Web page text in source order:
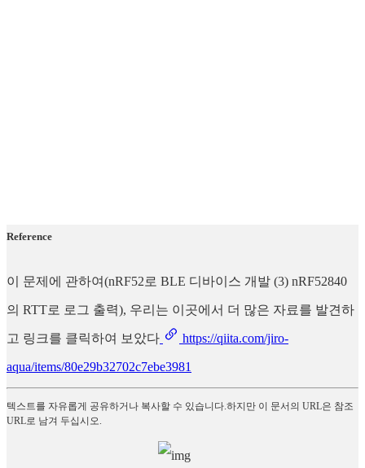
Reference
이 문제에 관하여(nRF52로 BLE 디바이스 개발 (3) nRF52840
의 RTT로 로그 출력), 우리는 이곳에서 더 많은 자료를 발견하
고 링크를 클릭하여 보았다 https://qiita.com/jiro-
aqua/items/80e29b32702c7ebe3981
텍스트를 자유롭게 공유하거나 복사할 수 있습니다.하지만 이 문서의 URL은 참조
URL로 남겨 두십시오.